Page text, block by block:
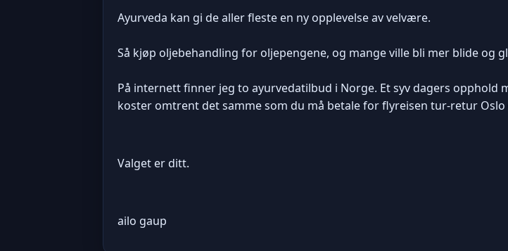
Ayurveda kan gi de aller fleste en ny opplevelse av velvære.
Så kjøp oljebehandling for oljepengene, og mange ville bli mer blide og
På internett finner jeg to ayurvedatilbud i Norge. Et syv dagers
koster omtrent det samme som du må betale for flyreisen tur-retur
Valget er ditt.
ailo gaup